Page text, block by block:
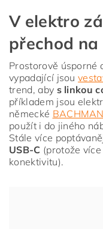
V elektro
přechod na
Prostorově úsporné
vypadající jsou
trend, aby s linkou
příkladem jsou
německé
použít i do jiného
Stále více
USB-C (protože
konektivitu).